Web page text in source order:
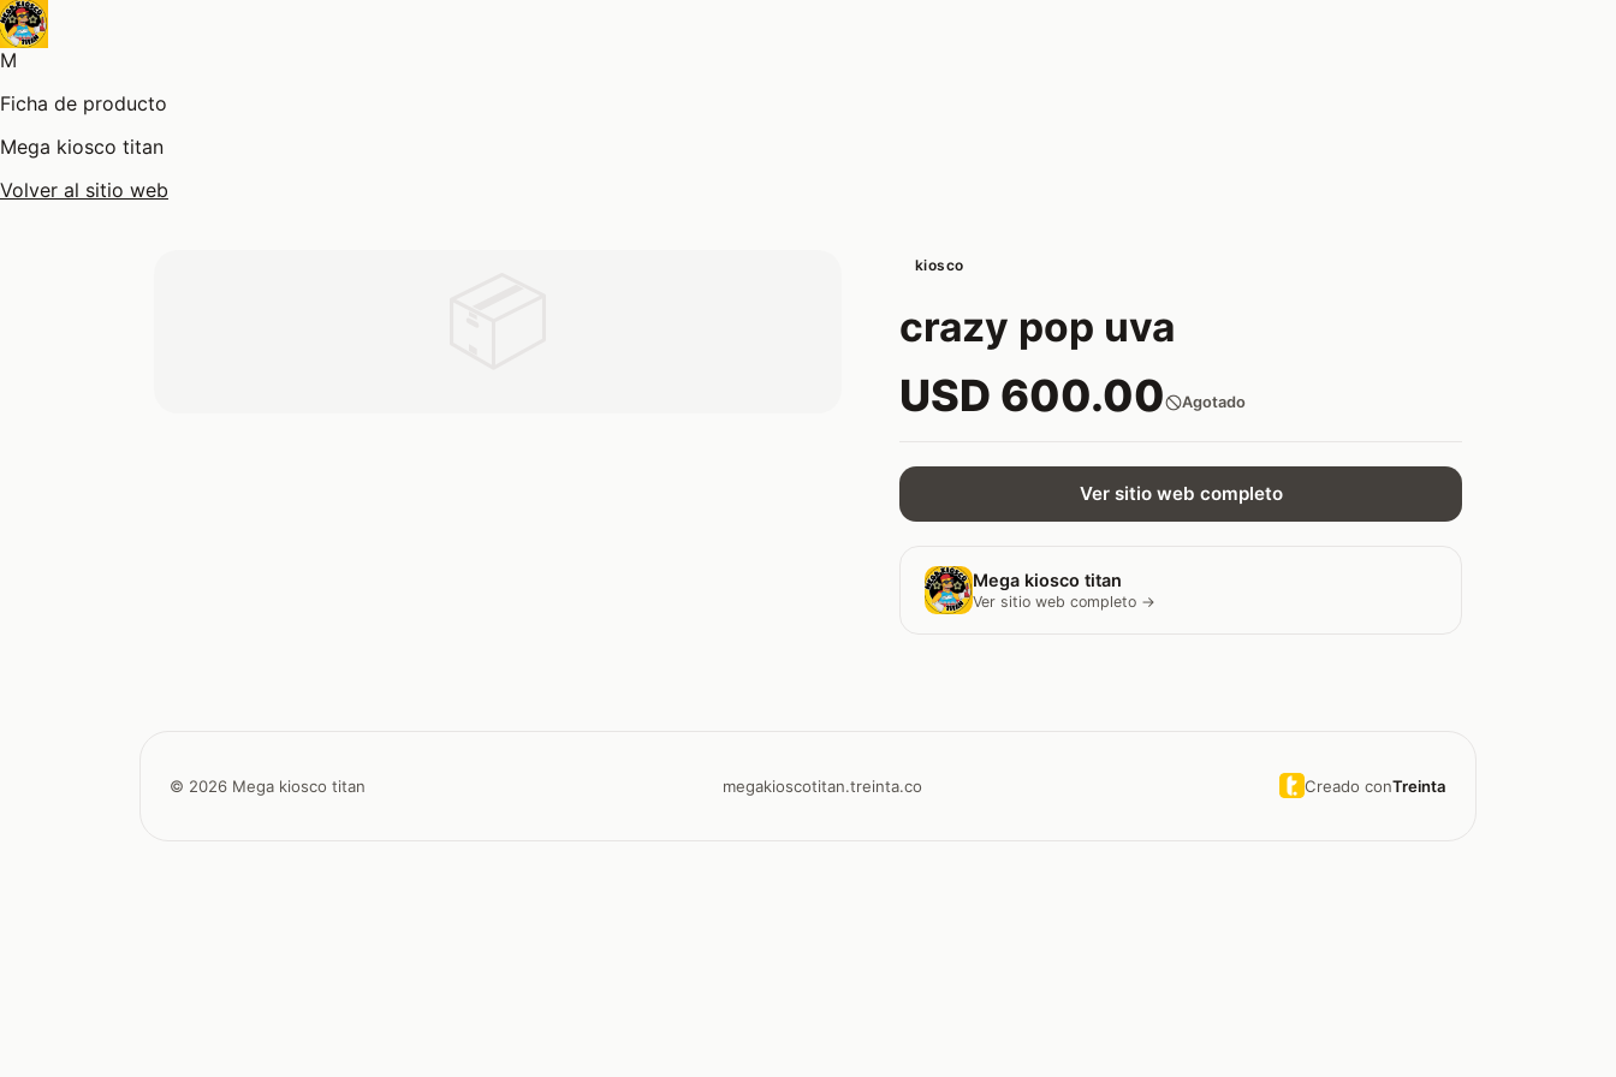
M
Ficha de producto
Mega kiosco titan
Volver al sitio web
kiosco
crazy pop uva
USD 600.00 Agotado
Ver sitio web completo
Mega kiosco titan
Ver sitio web completo →
© 2026 Mega kiosco titan megakioscotitan.treinta.co Creado conTreinta